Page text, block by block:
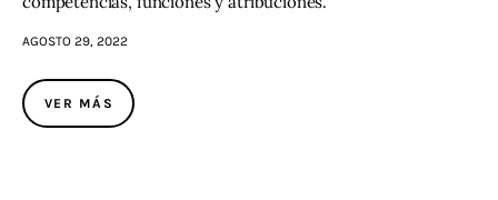
AGOSTO 29, 2022
VER MÁS